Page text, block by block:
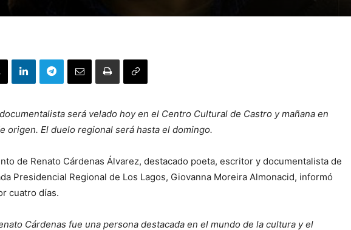
será velado hoy en el Centro Cultural de Castro y mañana en
origen. El duelo regional será hasta el domingo.
de Renato Cárdenas Álvarez, destacado poeta, escritor y documentalista de
Presidencial Regional de Los Lagos, Giovanna Moreira Almonacid, informó
cuatro días.
Cárdenas fue una persona destacada en el mundo de la cultura y el